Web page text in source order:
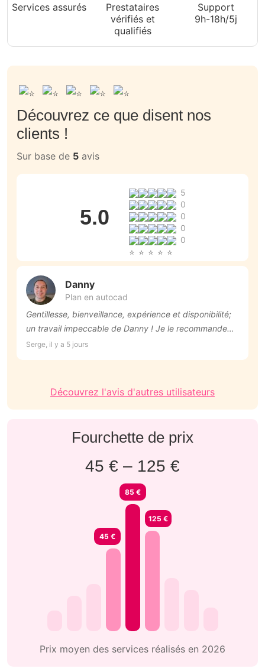
Services assurés
Prestataires
vérifiés et
qualifiés
Support
9h-18h/5j
Découvrez ce que disent nos
clients !
Sur base de 5 avis
5.0
5
0
0
0
0
Danny
Plan en autocad
Gentillesse, bienveillance, expérience et disponibilité;
un travail impeccable de Danny ! Je le recommande
vivement !
Serge, il y a 5 jours
Découvrez l'avis d'autres utilisateurs
Fourchette de prix
45 € – 125 €
45 €
85 €
125 €
Prix moyen des services réalisés en 2026